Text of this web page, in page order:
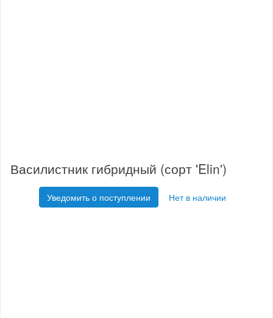
Василистник гибридный (сорт 'Elin')
Уведомить о поступлении Нет в наличии